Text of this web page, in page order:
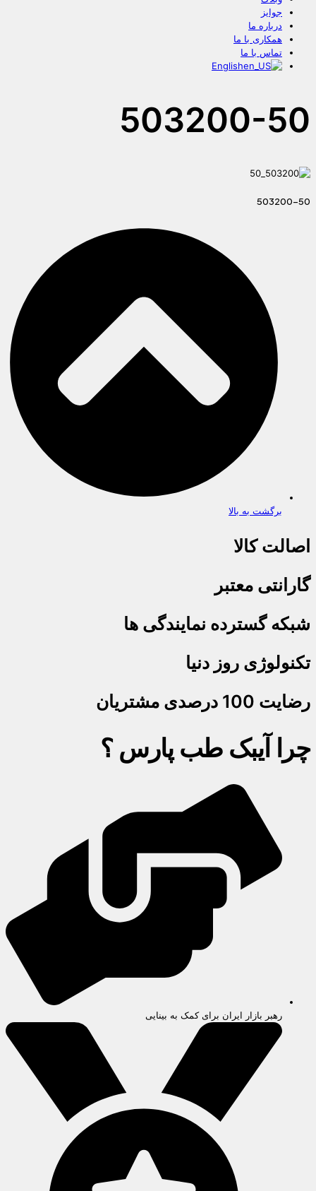
جوایز
درباره ما
همکاری با ما
تماس با ما
English
503200-50
503200-50
برگشت به بالا
اصالت کالا
گارانتی معتبر
شبکه گسترده نمایندگی ها
تکنولوژی روز دنیا
رضایت 100 درصدی مشتریان
چرا آیبک طب پارس ؟
رهبر بازار ایران برای کمک به بینایی